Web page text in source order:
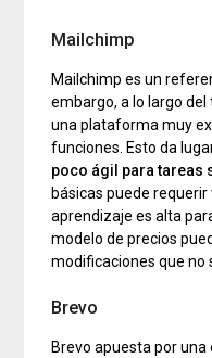
Mailchimp
Mailchimp es un
embargo, a lo largo
una plataforma muy
funciones. Esto da
poco ágil para tareas
básicas puede requerir
aprendizaje es alta
modelo de precios
modificaciones que no
Brevo
Brevo apuesta por